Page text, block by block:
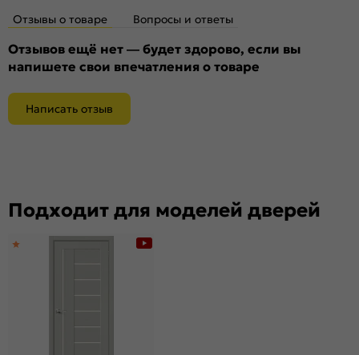
Отзывы о товаре Вопросы и ответы
Отзывов ещё нет — будет здорово, если вы
напишете свои впечатления о товаре
Написать отзыв
Подходит для моделей дверей